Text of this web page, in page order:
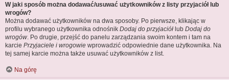
W jaki sposób można dodawać/usuwać użytkowników z listy przyjaciół lub
wrogów?
Można dodawać użytkowników na dwa sposoby. Po pierwsze, klikając w
profilu wybranego użytkownika odnośnik Dodaj do przyjaciół lub Dodaj do
wrogów . Po drugie, przejść do panelu zarządzania swoim kontem i tam na
karcie Przyjaciele i wrogowie wprowadzić odpowiednie dane użytkownika. Na
tej samej karcie można także usuwać użytkowników z list.
Na górę